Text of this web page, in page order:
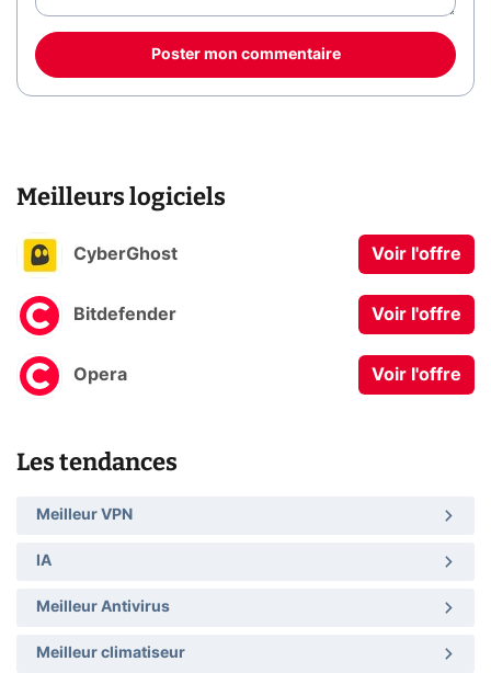
Poster mon commentaire
Meilleurs logiciels
CyberGhost Voir l'offre
Bitdefender Voir l'offre
Opera Voir l'offre
Les tendances
Meilleur VPN
IA
Meilleur Antivirus
Meilleur climatiseur